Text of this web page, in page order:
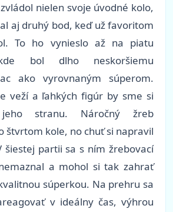
nielen svoje úvodné kolo,
aj druhý bod, keď už favoritom
To ho vynieslo až na piatu
bol dlho neskoršiemu
ako vyrovnaným súperom.
veží a ľahkých figúr by sme si
stranu. Náročný žreb
štvrtom kole, no chuť si napravil
šiestej partii sa s ním žrebovací
a mohol si tak zahrať
súperkou. Na prehru sa
v ideálny čas, výhrou